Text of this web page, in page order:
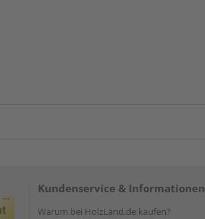
Kundenservice & Informationen
Warum bei HolzLand.de kaufen?